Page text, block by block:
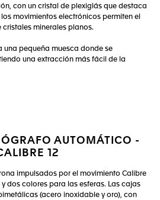
con un cristal de plexiglás que destaca
movimientos electrónicos permiten el
cristales minerales planos.
una pequeña muesca donde se
una extracción más fácil de la
AUTOMÁTICO -
12
impulsados por el movimiento Calibre
dos colores para las esferas. Las cajas
(acero inoxidable y oro), con